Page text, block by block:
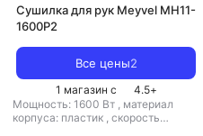
Сушилка для рук Meyvel MH11-
1600P2
Все цены2
1 магазин с 4.5+
Мощность: 1600 Вт , материал
корпуса: пластик , скорость